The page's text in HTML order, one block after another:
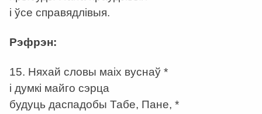
і ўсе справядлівыя.
Рэфрэн:
15. Няхай словы маіх вуснаў *
і думкі майго сэрца
будуць даспадобы Табе, Пане, *